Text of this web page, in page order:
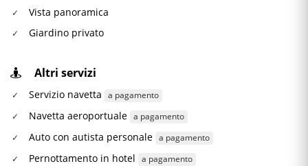
Vista panoramica
Giardino privato
Altri servizi
Servizio navetta a pagamento
Navetta aeroportuale a pagamento
Auto con autista personale a pagamento
Pernottamento in hotel a pagamento